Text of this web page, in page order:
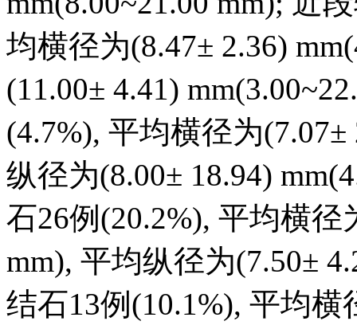
均横径为(8.47± 2.36)
(11.00± 4.41)
(4.7%), 平均横径为(7.07±
纵径为(8.00± 18.94)
石26例(20.2%), 平均横径
mm), 平均纵径为(7.50±
结石13例(10.1%), 平均横